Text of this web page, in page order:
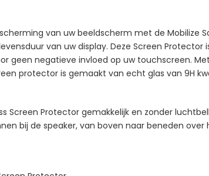
van uw beeldscherm met de Mobilize
van uw display. Deze Screen
geen negatieve invloed op uw touchscreen.
protector is gemaakt van echt glas van 9H
Screen Protector gemakkelijk en zonder
bij de speaker, van boven naar beneden